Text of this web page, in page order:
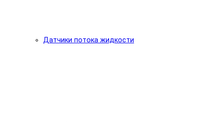
Датчики потока жидкости